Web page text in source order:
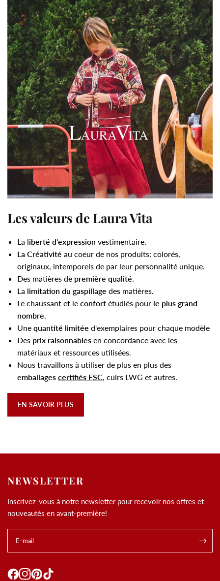
Les valeurs de Laura Vita
La liberté d'expression vestimentaire.
La Créativité au coeur de nos produits: colorés,
originaux, intemporels de par leur personnalité unique.
Des matières de première qualité.
La limitation du gaspillage des matières.
Le chaussant et le confort étudiés pour le plus grand
nombre.
Une quantité limitée d'exemplaires pour chaque modèle
Des prix raisonnables en concordance avec les
matériaux et ressources utilisées.
Nous travaillons à utiliser de plus en plus des
emballages certifiés FSC, cuirs LWG et autres.
EN SAVOIR PLUS
NEWSLETTER
Inscrivez-vous à notre newsletter pour recevoir nos offres et
nouveautés en avant-première!
E-mail